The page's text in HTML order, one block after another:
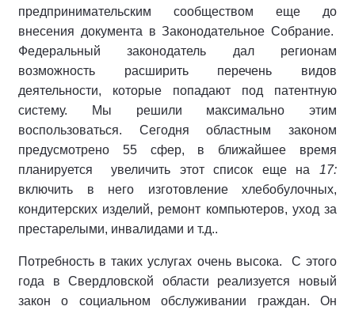
предпринимательским сообществом еще до
внесения документа в Законодательное Собрание.
Федеральный законодатель дал регионам
возможность расширить перечень видов
деятельности, которые попадают под патентную
систему. Мы решили максимально этим
воспользоваться. Сегодня областным законом
предусмотрено 55 сфер, в ближайшее время
планируется увеличить этот список еще на 17:
включить в него изготовление хлебобулочных,
кондитерских изделий, ремонт компьютеров, уход за
престарелыми, инвалидами и т.д..
Потребность в таких услугах очень высока. С этого
года в Свердловской области реализуется новый
закон о социальном обслуживании граждан. Он